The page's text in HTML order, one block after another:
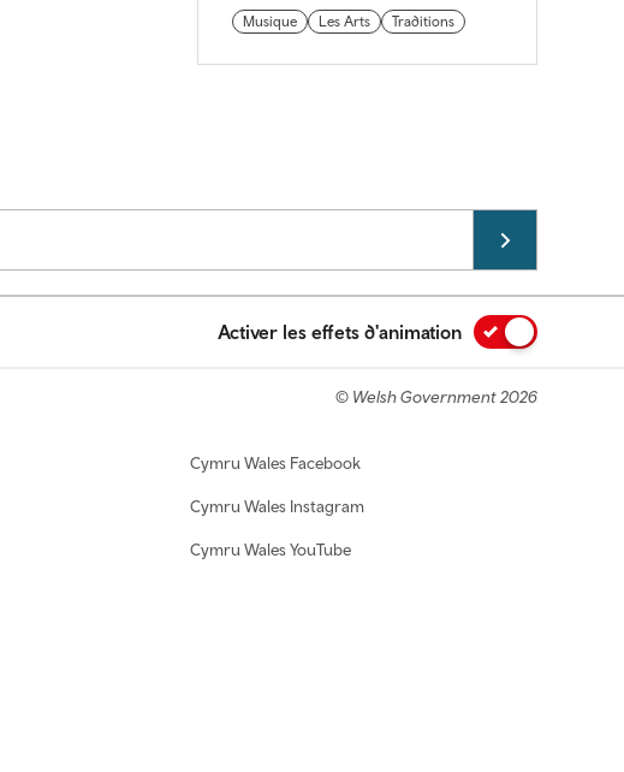
Musique Les Arts Traditions
Activer les effets d'animation
© Welsh Government 2026
Cymru Wales Facebook
Cymru Wales Instagram
Cymru Wales YouTube